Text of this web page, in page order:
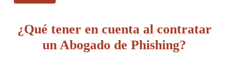
¿Qué tener en cuenta al contratar
un Abogado de Phishing?